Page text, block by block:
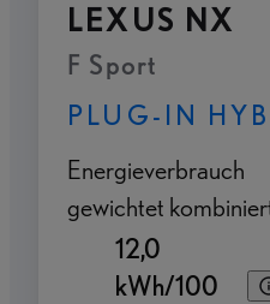
LEXUS NX
F Sport
PLUG-IN
Energieverbrauch
gewichtet
12,0
kWh/100